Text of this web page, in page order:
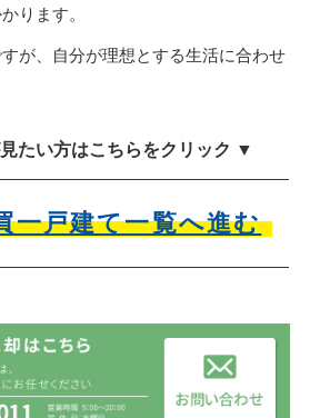
ります。
が、自分が理想とする生活に合わせ
たい方はこちらをクリック ▼
一戸建て一覧へ進む